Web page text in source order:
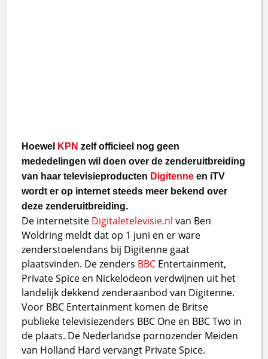
Hoewel KPN zelf officieel nog geen
mededelingen wil doen over de zenderuitbreiding
van haar televisieproducten Digitenne en iTV
wordt er op internet steeds meer bekend over
deze zenderuitbreiding.
De internetsite Digitaletelevisie.nl van Ben
Woldring meldt dat op 1 juni en er ware
zenderstoelendans bij Digitenne gaat
plaatsvinden. De zenders BBC Entertainment,
Private Spice en Nickelodeon verdwijnen uit het
landelijk dekkend zenderaanbod van Digitenne.
Voor BBC Entertainment komen de Britse
publieke televisiezenders BBC One en BBC Two in
de plaats. De Nederlandse pornozender Meiden
van Holland Hard vervangt Private Spice.